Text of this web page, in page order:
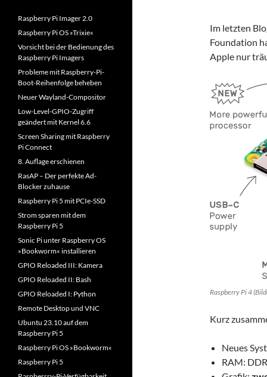
Im letzten
Foundation
Apple nur
Raspberry Pi 4
Kurz
Neues
RAM:
n
a
h
:
Raspberry Pi Imager 2.0
Raspberry Pi OS »Trixie«
Vorsicht bei der Bedienung des
Raspberry Pi Imagers
Probleme mit Raspberry-Pi-
Boot-Reihenfolge beheben
Neuer Wayland-Compositor
Low-Level-GPIO-Zugriff
geändert mit Kernel 6.6
Screen Sharing mit Raspberry
Pi Connect
8. Auflage erschienen
RasAP – Der perfekte Ad-
Blocker zuhause
Raspberry Pi 5 mit PCIe-SSD
Strom sparen mit dem
Raspberry Pi 5
Sonic Pi unter Raspberry OS
»Bookworm« installieren
GPIO Reloaded III: Kamera
GPIO Reloaded II: Bash
GPIO Reloaded I: Python
Remote Desktop und VNC
Ubuntu 23.10 auf dem
Raspberry Pi 5
Raspberry Pi OS »Bookworm«
Raspberry Pi 5